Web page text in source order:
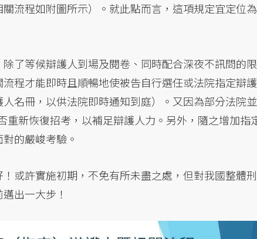
流程如附圖所示）。就此點而言，這項規定宜定位為
了等候辯護人到場及閱卷、同時配合深夜不訊問的限
程才能即時且順暢地使被告自行選任或法院指定辯護
名冊，以供法院即時通知到庭）。又因為部分法院並
重新恢復招考，以補足辯護人力。另外，隨之增加指
的嚴峻考驗。
或許實施初期，不免有所未盡之處，但對我國整體刑
出一大步！